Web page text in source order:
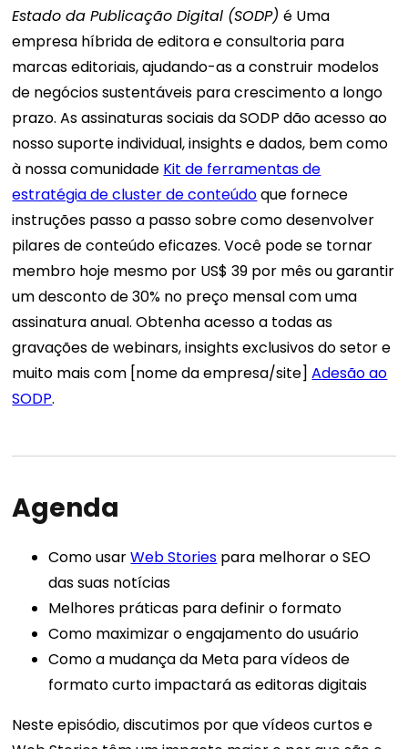
Estado da Publicação Digital (SODP)é Uma
empresa híbrida de editora e consultoria para
marcas editoriais, ajudando-as a construir modelos
de negócios sustentáveis ​​para crescimento a longo
prazo. As assinaturas sociais da SODP dão acesso ao
nosso suporte individual, insights e dados, bem como
à nossa comunidade Kit de ferramentas de
estratégia de cluster de conteúdoque fornece
instruções passo a passo sobre como desenvolver
pilares de conteúdo eficazes. Você pode se tornar
membro hoje mesmo por US$ 39 por mês ou garantir
um desconto de 30% no preço mensal com uma
assinatura anual. Obtenha acesso a todas as
gravações de webinars, insights exclusivos do setor e
muito mais com [nome da empresa/site]Adesão ao
SODP.
Agenda
Como usarWeb Stories para melhorar o SEO
das suas notícias
Melhores práticas para definir o formato
Como maximizar o engajamento do usuário
Como a mudança da Meta para vídeos de
formato curto impactará as editoras digitais
Neste episódio, discutimos por que vídeos curtos e